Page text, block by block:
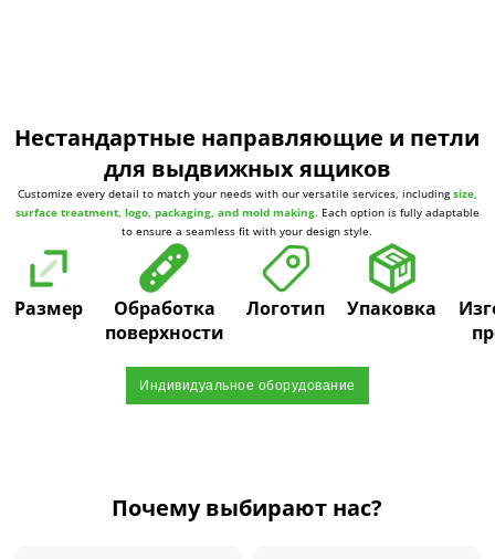
Нестандартные направляющие и петли
для выдвижных ящиков
Customize every detail to match your needs with our versatile services, includingsize,
surface treatment, logo, packaging, and mold making. Each option is fully adaptable
to ensure a seamless fit with your design style.
Размер
Обработка
поверхности
Логотип Упаковка
Индивидуальное оборудование
Почему выбирают нас?